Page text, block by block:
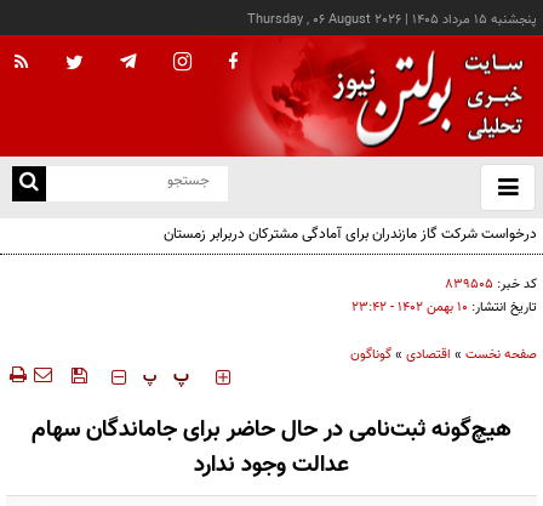
پنجشنبه ۱۵ مرداد ۱۴۰۵ |
Thursday , 06 August 2026
باز
و
درخواست شرکت گاز مازندران برای آمادگی مشترکان دربرابر زمستان
کد خبر: ۸۳۹۵۰۵
تاریخ انتشار: ۱۰ بهمن ۱۴۰۲ - ۲۳:۴۲
صفحه نخست » اقتصادی »گوناگون
‍‍‍ پ پ
هیچ‌گونه ثبت‌نامی در حال حاضر برای جاماندگان سهام
عدالت وجود ندارد